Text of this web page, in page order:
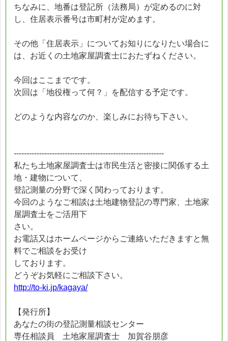
ちなみに、地番は登記所（法務局）が定めるのに対
し、住居表示番号は市町村が定めます。
その他「住居表示」についてお知りになりたい場合に
は、お近くの土地家屋調査士におたずねください。
今回はここまでです。
次回は「地役権って何？」を配信する予定です。
どのような内容なのか、楽しみにお待ち下さい。
-----------------------------------------------------------
私たち土地家屋調査士は市民生活と密接に関係する土
地・建物について、
登記測量の分野で深く関わっております。
今回のようなご相談は土地建物登記の専門家、土地家
屋調査士をご活用下
さい。
お電話又はホームページからご連絡いただきますと無
料でご相談をお受け
しております。
どうぞお気軽にご相談下さい。
http://to-ki.jp/kagaya/
【発行所】
あなたの街の登記測量相談センター
専任相談員 土地家屋調査士 加賀谷朋彦